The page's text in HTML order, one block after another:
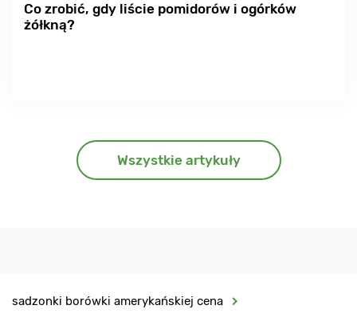
Co zrobić, gdy liście pomidorów i ogórków
żółkną?
Wszystkie artykuły
sadzonki borówki amerykańskiej cena